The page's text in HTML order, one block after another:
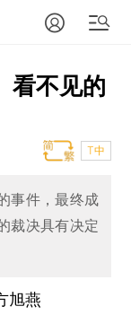
看不见的
T中
事件，最终成
裁决具有决定
旭燕